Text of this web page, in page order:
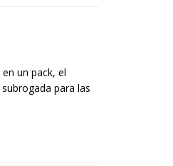
un pack, el
para las